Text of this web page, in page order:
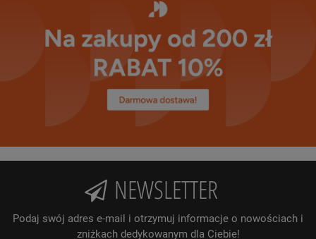
NEWSLETTER
Podaj swój adres e-mail i otrzymuj informacje o nowościach i
zniżkach dedykowanym dla Ciebie!